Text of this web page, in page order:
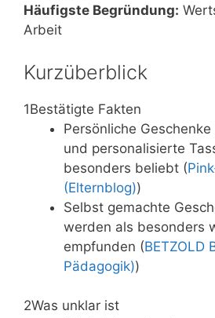
Häufigste Begründung:
Arbeit
Kurzüberblick
1Bestätigte Fakten
Persönliche
und personalisierte
besonders beliebt (
(Elternblog))
Selbst gemachte
werden als besonders
empfunden (BETZOLD
Pädagogik))
2Was unklar ist